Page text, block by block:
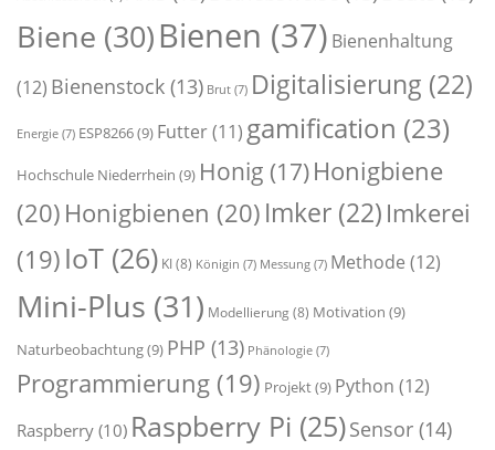
Biene (30)Bienen (37) Bienenhaltung
(12) Bienenstock (13) Brut (7) Digitalisierung (22)
Energie (7) ESP8266(9) Futter(11) gamification (23)
Hochschule Niederrhein (9) Honig (17)Honigbiene
(20)Honigbienen (20)Imker (22) Imkerei
(19) IoT (26) KI(8) Königin (7) Messung (7) Methode (12)
Mini-Plus (31) Modellierung(8) Motivation (9)
Naturbeobachtung(9) PHP (13) Phänologie (7)
Programmierung (19) Projekt(9) Python (12)
Raspberry (10) Raspberry Pi (25)Sensor (14)